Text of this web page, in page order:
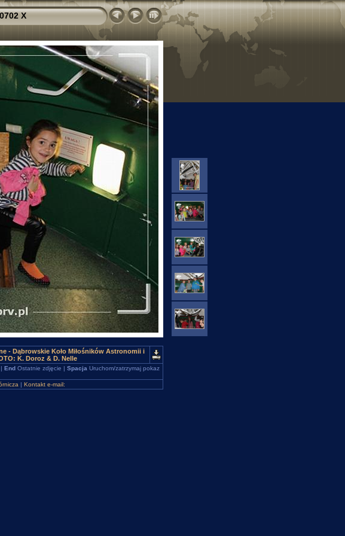
X
- Dąbrowskie Koło Miłośników Astronomii i
K. Doroz & D. Nelle
EndOstatnie zdjęcie | Spacja Uruchom/zatrzymaj pokaz
| Kontakt e-mail: